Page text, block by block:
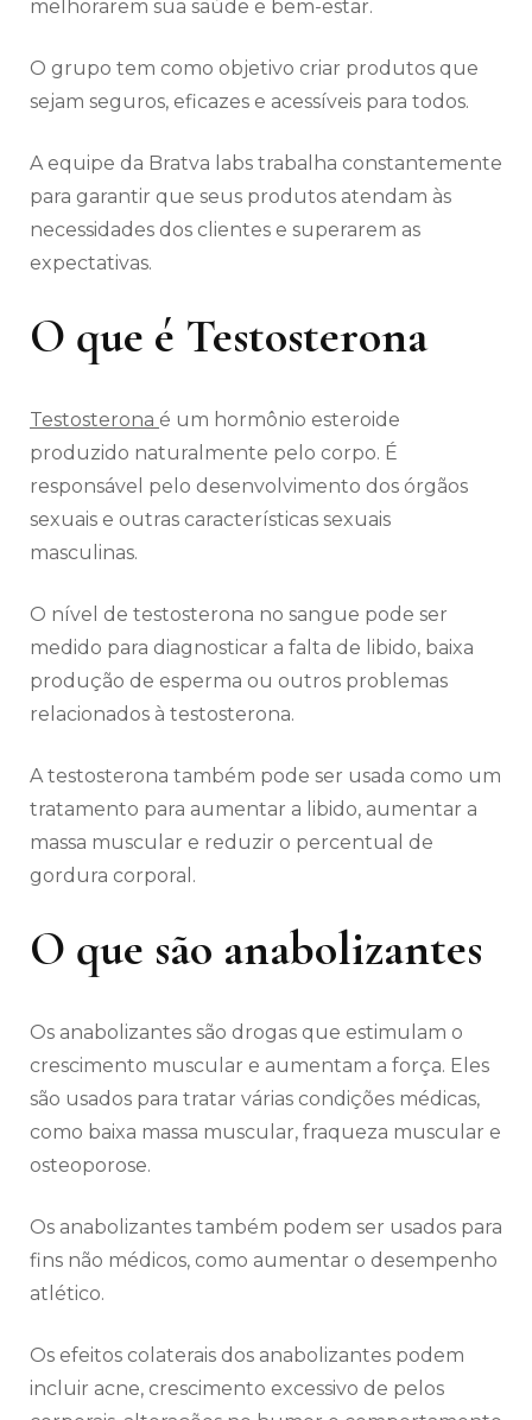
melhorarem sua saúde e bem-estar.
O grupo tem como objetivo criar produtos que
sejam seguros, eficazes e acessíveis para todos.
A equipe da Bratva labs trabalha constantemente
para garantir que seus produtos atendam às
necessidades dos clientes e superarem as
expectativas.
O que é Testosterona
Testosterona é um hormônio esteroide
produzido naturalmente pelo corpo. É
responsável pelo desenvolvimento dos órgãos
sexuais e outras características sexuais
masculinas.
O nível de testosterona no sangue pode ser
medido para diagnosticar a falta de libido, baixa
produção de esperma ou outros problemas
relacionados à testosterona.
A testosterona também pode ser usada como um
tratamento para aumentar a libido, aumentar a
massa muscular e reduzir o percentual de
gordura corporal.
O que são anabolizantes
Os anabolizantes são drogas que estimulam o
crescimento muscular e aumentam a força. Eles
são usados para tratar várias condições médicas,
como baixa massa muscular, fraqueza muscular e
osteoporose.
Os anabolizantes também podem ser usados para
fins não médicos, como aumentar o desempenho
atlético.
Os efeitos colaterais dos anabolizantes podem
incluir acne, crescimento excessivo de pelos